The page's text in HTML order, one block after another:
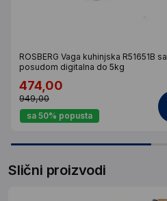
ROSBERG Vaga kuhinjska R51651B sa
posudom digitalna do 5kg
474,00
949,00
sa 50% popusta
Slični proizvodi